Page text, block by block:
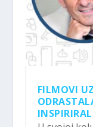
FILMOVI